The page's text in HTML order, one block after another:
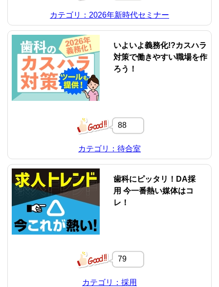
カテゴリ：2026年新時代セミナー
いよいよ義務化!?カスハラ
対策で働きやすい職場を作
ろう！
88
カテゴリ：待合室
歯科にピッタリ！DA採
用 今一番熱い媒体はコ
レ！
79
カテゴリ：採用